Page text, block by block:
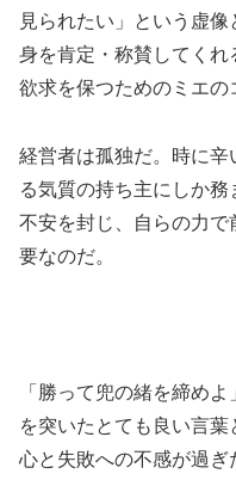
見られたい」という虚
身を肯定・称賛してく
欲求を保つためのミエの
経営者は孤独だ。時に辛
る気質の持ち主にしか務
不安を封じ、自らの力
要なのだ。
「勝って兜の緒を締め
を突いたとても良い言
心と失敗への不感が過